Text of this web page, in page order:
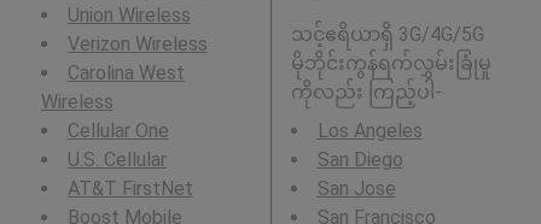
Union Wireless
Verizon Wireless
Carolina West
Wireless
Cellular One
U.S. Cellular
AT&T FirstNet
Boost Mobile
သင့်ဧရိယာရှိ 3G/4G/5G
မိုဘိုင်းကွန်ရက်လွှမ်းခြုံမှု
ကိုလည်း ကြည့်ပါ-
Los Angeles
San Diego
San Jose
San Francisco